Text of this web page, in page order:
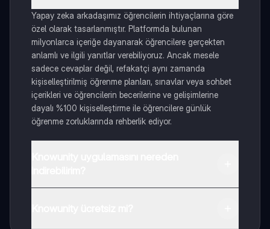
Yapay zeka arkadaşımız öğrencilerin ihtiyaçlarına göre
özel olarak tasarlanmıştır. Platformda bulunan
milyonlarca içeriğe dayanarak öğrencilere gerçekten
anlamlı ve ilgili yanıtlar verebiliyoruz. Ancak mesele
sadece cevaplar değil, refakatçi aynı zamanda
kişiselleştirilmiş öğrenme planları, sınavlar veya sohbet
içerikleri ve öğrencilerin becerilerine ve gelişimlerine
dayalı %100 kişiselleştirme ile öğrencilere günlük
öğrenme zorluklarında rehberlik ediyor.